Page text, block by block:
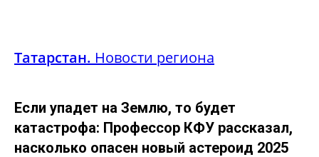
Татарстан. Новости региона
Если упадет на Землю, то будет
катастрофа: Профессор КФУ рассказал,
насколько опасен новый астероид 2025